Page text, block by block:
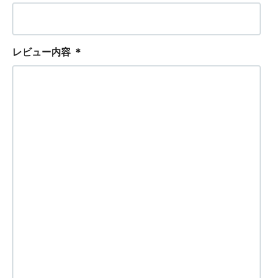
レビュー内容 ＊